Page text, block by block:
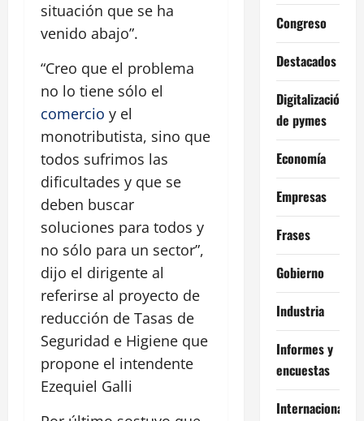
situación que se ha
venido abajo”.
“Creo que el problema
no lo tiene sólo el
comercio y el
monotributista, sino que
todos sufrimos las
dificultades y que se
deben buscar
soluciones para todos y
no sólo para un sector”,
dijo el dirigente al
referirse al proyecto de
reducción de Tasas de
Seguridad e Higiene que
propone el intendente
Ezequiel Galli
Congreso
Destacados
Digitalización
de pymes
Economía
Empresas
Frases
Gobierno
Industria
Informes y
encuestas
Internacional